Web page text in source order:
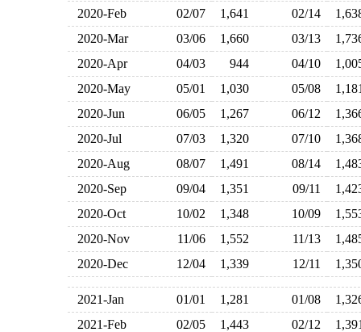
2020-Feb
02/07 1,641 02/14
2020-Mar
03/06 1,660 03/13
2020-Apr
04/03 944 04/10
2020-May
05/01 1,030 05/08
2020-Jun
06/05 1,267 06/12
2020-Jul
07/03 1,320 07/10
2020-Aug
08/07 1,491 08/14
2020-Sep
09/04 1,351 09/11
2020-Oct
10/02 1,348 10/09
2020-Nov
11/06 1,552 11/13
2020-Dec
12/04 1,339 12/11
2021-Jan 01/01 1,281 01/08
2021-Feb
02/05 1,443 02/12